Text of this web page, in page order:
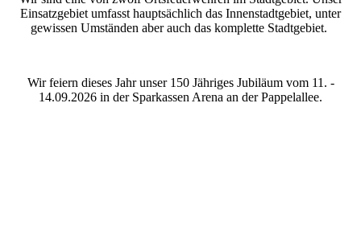
Einsatzgebiet umfasst hauptsächlich das Innenstadtgebiet, unter
gewissen Umständen aber auch das komplette Stadtgebiet.
Wir feiern dieses Jahr unser 150 Jähriges Jubiläum vom 11. -
14.09.2026 in der Sparkassen Arena an der Pappelallee.